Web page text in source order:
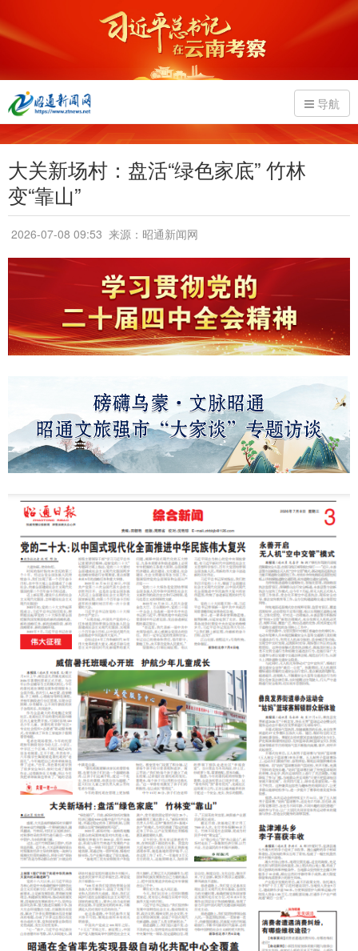
导航
大关新场村：盘活“绿色家底” 竹林
变“靠山”
2026-07-08 09:53 来源：昭通新闻网